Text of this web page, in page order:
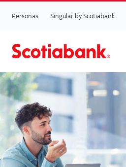
Personas Singular by Scotiabank